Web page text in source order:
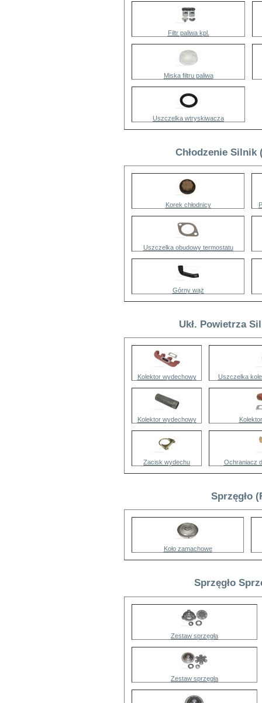
Filtr paliwa kpl.
Miska filtru paliwa
Uszczelka wtryskiwacza
Chłodzenie Silnik
Korek chłodnicy
Uszczelka obudowy termostatu
Górny wąż
Ukł. Powietrza
Kolektor wydechowy Uszczelka
Kolektor wydechowy
Zacisk wydechu Ochraniacz
Sprzęgło
Koło zamachowe
Sprzęgło
Zestaw sprzęgła
Zestaw sprzęgła